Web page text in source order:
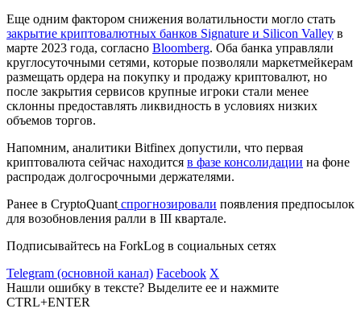
Еще одним фактором снижения волатильности могло стать
закрытие криптовалютных банков Signature и Silicon Valley в
марте 2023 года, согласно Bloomberg. Оба банка управляли
круглосуточными сетями, которые позволяли маркетмейкерам
размещать ордера на покупку и продажу криптовалют, но
после закрытия сервисов крупные игроки стали менее
склонны предоставлять ликвидность в условиях низких
объемов торгов.
Напомним, аналитики Bitfinex допустили, что первая
криптовалюта сейчас находится в фазе консолидации на фоне
распродаж долгосрочными держателями.
Ранее в CryptoQuant спрогнозировали появления предпосылок
для возобновления ралли в III квартале.
Подписывайтесь на ForkLog в социальных сетях
Telegram (основной канал) Facebook X
Нашли ошибку в тексте? Выделите ее и нажмите
CTRL+ENTER